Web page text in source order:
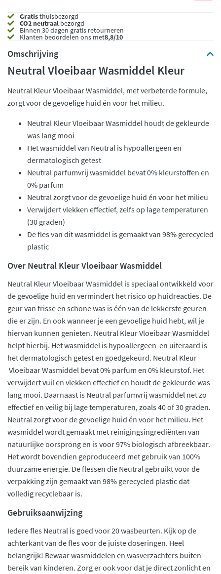
Gratisthuisbezorgd
CO2 neutraal bezorgd
Binnen 30 dagen gratis retourneren
Klanten beoordelen ons met8,8/10
Omschrijving
Neutral Vloeibaar Wasmiddel Kleur
Neutral Kleur Vloeibaar Wasmiddel, met verbeterde formule,
zorgt voor de gevoelige huid én voor het milieu.
Neutral Kleur Vloeibaar Wasmiddel houdt de gekleurde
was lang mooi
Het wasmiddel van Neutral is hypoallergeen en
dermatologisch getest
Neutral parfumvrij wasmiddel bevat 0% kleurstoffen en
0% parfum
Neutral zorgt voor de gevoelige huid én voor het milieu
Verwijdert vlekken effectief, zelfs op lage temperaturen
(30 graden)
De fles van dit wasmiddel is gemaakt van 98% gerecycled
plastic
Over Neutral Kleur Vloeibaar Wasmiddel
Neutral Kleur Vloeibaar Wasmiddel is speciaal ontwikkeld voor
de gevoelige huid en vermindert het risico op huidreacties. De
geur van frisse en schone was is één van de lekkerste geuren
die er zijn. En ook wanneer je een gevoelige huid hebt, wil je
hiervan kunnen genieten. Neutral Kleur Vloeibaar Wasmiddel
helpt hierbij. Het wasmiddel is hypoallergeen en uiteraard is
het dermatologisch getest en goedgekeurd. Neutral Kleur
Vloeibaar Wasmiddel bevat 0% parfum en 0% kleurstof. Het
verwijdert vuil en vlekken effectief en houdt de gekleurde was
lang mooi. Daarnaast is Neutral parfumvrij wasmiddel net zo
effectief en veilig bij lage temperaturen, zoals 40 of 30 graden.
Neutral zorgt voor de gevoelige huid én voor het milieu. Het
wasmiddel wordt gemaakt met reinigingsingrediënten van
natuurlijke oorsprong en is voor 97% biologisch afbreekbaar.
Het wordt bovendien geproduceerd met gebruik van 100%
duurzame energie. De flessen die Neutral gebruikt voor de
verpakking zijn gemaakt van 98% gerecycled plastic dat
volledig recyclebaar is.
Gebruiksaanwijzing
Iedere fles Neutral is goed voor 20 wasbeurten. Kijk op de
achterkant van de fles voor de juiste doseringen. Heel
belangrijk! Bewaar wasmiddelen en wasverzachters buiten
bereik van kinderen. Zorg er ook voor dat je direct zonlicht en